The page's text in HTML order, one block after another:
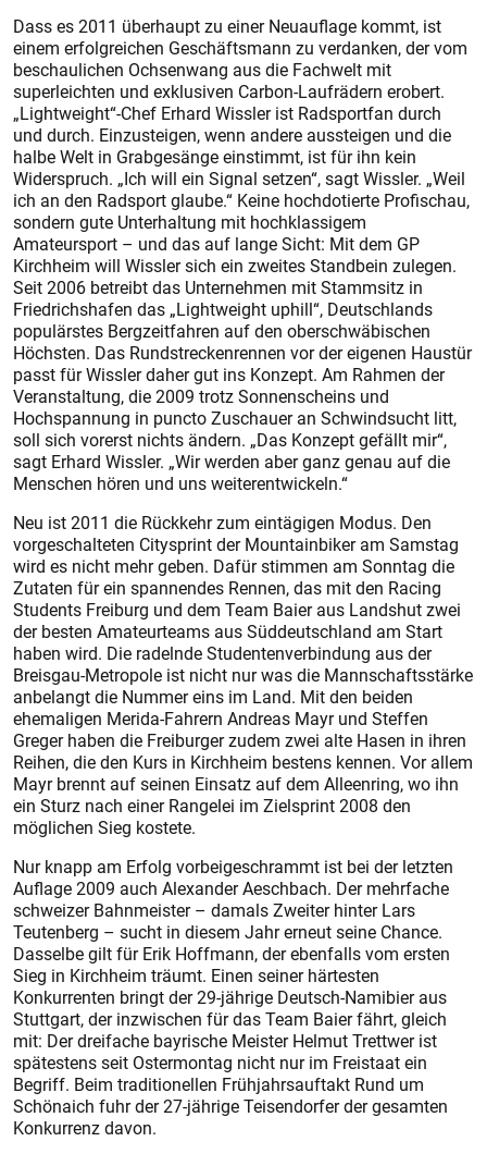
Dass es 2011 überhaupt zu einer Neuauflage kommt, ist
einem erfolgreichen Geschäftsmann zu verdanken, der vom
beschaulichen Ochsenwang aus die Fachwelt mit
superleichten und exklusiven Carbon-Laufrädern erobert.
„Lightweight“-Chef Erhard Wissler ist Radsportfan durch
und durch. Einzusteigen, wenn andere aussteigen und die
halbe Welt in Grabgesänge einstimmt, ist für ihn kein
Widerspruch. „Ich will ein Signal setzen“, sagt Wissler. „Weil
ich an den Radsport glaube.“ Keine hochdotierte Profischau,
sondern gute Unterhaltung mit hochklassigem
Amateursport – und das auf lange Sicht: Mit dem GP
Kirchheim will Wissler sich ein zweites Standbein zulegen.
Seit 2006 betreibt das Unternehmen mit Stammsitz in
Friedrichshafen das „Lightweight uphill“, Deutschlands
populärstes Bergzeitfahren auf den oberschwäbischen
Höchsten. Das Rundstreckenrennen vor der eigenen Haustür
passt für Wissler daher gut ins Konzept. Am Rahmen der
Veranstaltung, die 2009 trotz Sonnenscheins und
Hochspannung in puncto Zuschauer an Schwindsucht litt,
soll sich vorerst nichts ändern. „Das Konzept gefällt mir“,
sagt Erhard Wissler. „Wir werden aber ganz genau auf die
Menschen hören und uns weiterentwickeln.“
Neu ist 2011 die Rückkehr zum eintägigen Modus. Den
vorgeschalteten Citysprint der Mountainbiker am Samstag
wird es nicht mehr geben. Dafür stimmen am Sonntag die
Zutaten für ein spannendes Rennen, das mit den Racing
Students Freiburg und dem Team Baier aus Landshut zwei
der besten Amateurteams aus Süddeutschland am Start
haben wird. Die radelnde Studentenverbindung aus der
Breisgau-Metropole ist nicht nur was die Mannschaftsstärke
anbelangt die Nummer eins im Land. Mit den beiden
ehemaligen Merida-Fahrern Andreas Mayr und Steffen
Greger haben die Freiburger zudem zwei alte Hasen in ihren
Reihen, die den Kurs in Kirchheim bestens kennen. Vor allem
Mayr brennt auf seinen Einsatz auf dem Alleenring, wo ihn
ein Sturz nach einer Rangelei im Zielsprint 2008 den
möglichen Sieg kos­tete.
Nur knapp am Erfolg vorbeigeschrammt ist bei der letzten
Auflage 2009 auch Alexander Aeschbach. Der mehrfache
schweizer Bahnmeister – damals Zweiter hinter Lars
Teutenberg – sucht in diesem Jahr erneut seine Chance.
Dasselbe gilt für Erik Hoffmann, der ebenfalls vom ersten
Sieg in Kirchheim träumt. Einen seiner härtesten
Konkurrenten bringt der 29-jährige Deutsch-Namibier aus
Stuttgart, der inzwischen für das Team Baier fährt, gleich
mit: Der dreifache bayrische Meister Helmut Trettwer ist
spätestens seit Ostermontag nicht nur im Freistaat ein
Begriff. Beim traditionellen Frühjahrsauftakt Rund um
Schönaich fuhr der 27-jährige Teisendorfer der gesamten
Konkurrenz davon.